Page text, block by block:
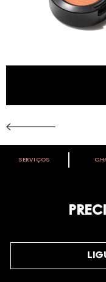
VOCÊ É
começando com
SERVIÇOS